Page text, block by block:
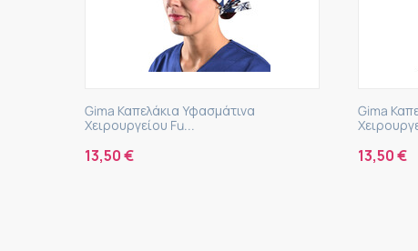
Καπελάκια Υφασμάτινα
Gima Καπελάκια Υφασμάτινα